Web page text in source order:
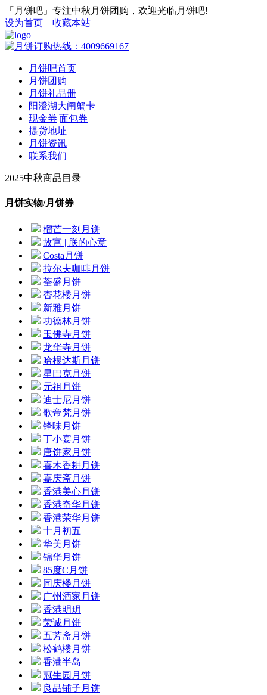
「月饼吧」专注中秋月饼团购，欢迎光临月饼吧!
设为首页
收藏本站
月饼吧首页
月饼团购
月饼礼品册
阳澄湖大闸蟹卡
现金券|面包券
提货地址
月饼资讯
联系我们
2025中秋商品目录
月饼实物/月饼券
榴芒一刻月饼
故宫 | 朕的心意
Costa月饼
拉尔夫咖啡月饼
荃盛月饼
杏花楼月饼
新雅月饼
功德林月饼
玉佛寺月饼
龙华寺月饼
哈根达斯月饼
星巴克月饼
元祖月饼
迪士尼月饼
歌帝梵月饼
锋味月饼
丁小宴月饼
唐饼家月饼
喜木香耕月饼
嘉庆斋月饼
香港美心月饼
香港奇华月饼
香港荣华月饼
十月初五
华美月饼
锦华月饼
85度C月饼
同庆楼月饼
广州酒家月饼
香港明玥
荣诚月饼
五芳斋月饼
松鹤楼月饼
香港半岛
冠生园月饼
良品铺子月饼